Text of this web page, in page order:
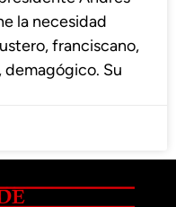
la necesidad
franciscano,
demagógico. Su